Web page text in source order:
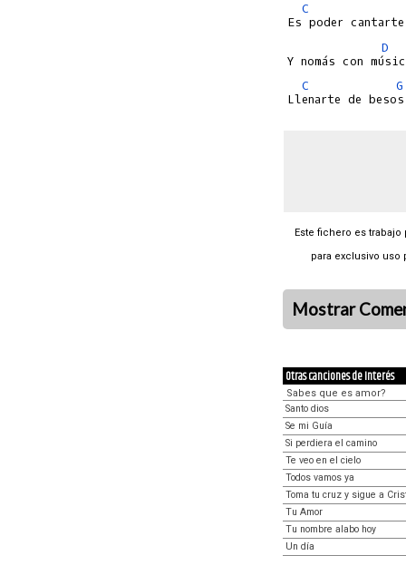
C
D
C
G
Este fichero es
para exclusivo
Mostrar
Otras canciones de Interés
Sabes que es amor?
Santo dios
Se mi Guía
Si perdiera el camino
Te veo en el cielo
Todos vamos ya
Toma tu cruz y sigue a
Tu Amor
Tu nombre alabo hoy
Un día